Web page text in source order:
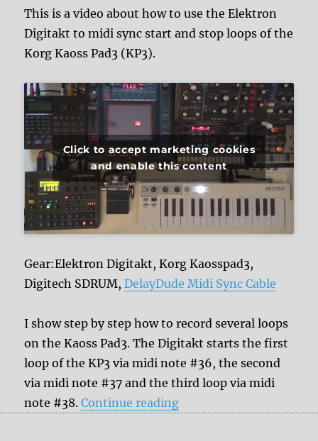
This is a video about how to use the Elektron
Digitakt to midi sync start and stop loops of the
Korg Kaoss Pad3 (KP3).
Click to accept marketing cookies
and enable this content
Gear:Elektron Digitakt, Korg Kaosspad3,
Digitech SDRUM,DelayDude Midi Sync Cable
I show step by step how to record several loops
on the Kaoss Pad3. The Digitakt starts the first
loop of the KP3 via midi note #36, the second
via midi note #37 and the third loop via midi
note #38.Continue reading“Korg Kaosspad3